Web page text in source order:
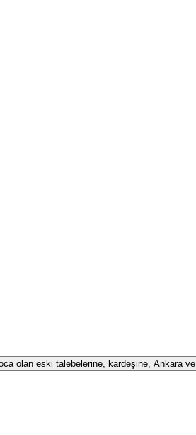
olan eski talebelerine, kardeşine, Ankara